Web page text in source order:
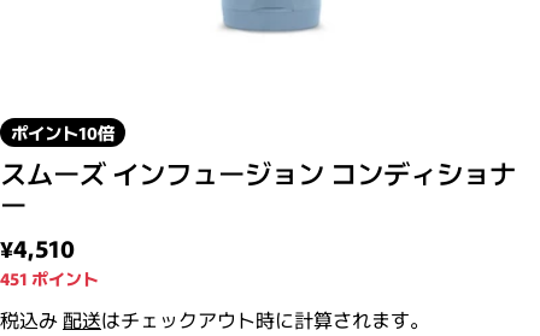
ポイント10倍
スムーズ インフュージョン コンディショナ
ー
通常価格
¥4,510
451 ポイント
税込み配送はチェックアウト時に計算されます。